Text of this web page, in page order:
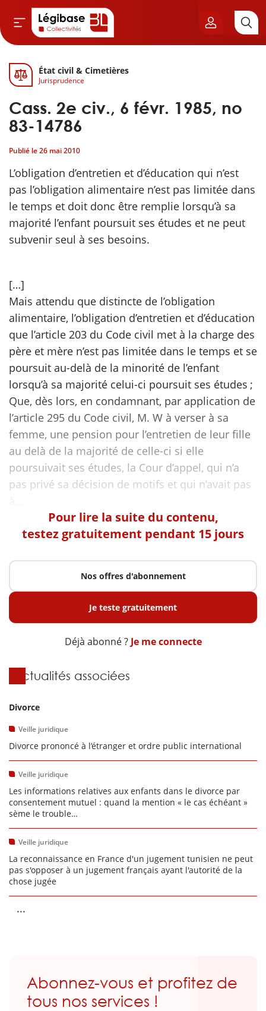
& Cimetières
& Élu local
Finances locales
publique
État civil & Cimetières
Jurisprudence
Cass. 2e civ., 6 févr. 1985, no
83-14786
Publié le26 mai 2010
L’obligation d’entretien et d’éducation qui n’est
pas l’obligation alimentaire n’est pas limitée dans
le temps et doit donc être remplie lorsqu’à sa
majorité l’enfant poursuit ses études et ne peut
subvenir seul à ses besoins.
[…]
Mais attendu que distincte de l’obligation
alimentaire, l’obligation d’entretien et d’éducation
que l’article 203 du Code civil met à la charge des
père et mère n’est pas limitée dans le temps et se
poursuit au-delà de la minorité de l’enfant
lorsqu’à sa majorité celui-ci poursuit ses études ;
Que, dès lors, en condamnant, par application de
l’article 295 du Code civil, M. W à verser à sa
femme, une pension pour l’entretien de leur fille
au delà de la majorité de celle-ci si elle
poursuivait ses études, la Cour d’appel, qui n’a
pas privé sa décision de motifs et qui n’avait pas
Pour lire la suite du contenu,
testez gratuitement pendant 15 jours
Nos offres d'abonnement
Je teste gratuitement
Déjà abonné ? Je me connecte
Actualités associées
Divorce
Veille juridique
Divorce prononcé à l’étranger et ordre public international
Veille juridique
Les informations relatives aux enfants dans le divorce par
consentement mutuel : quand la mention « le cas échéant »
sème le trouble…
Veille juridique
La reconnaissance en France d'un jugement tunisien ne peut
pas s'opposer à un jugement français ayant l'autorité de la
chose jugée
...
Abonnez-vous et profitez de
tous nos services !